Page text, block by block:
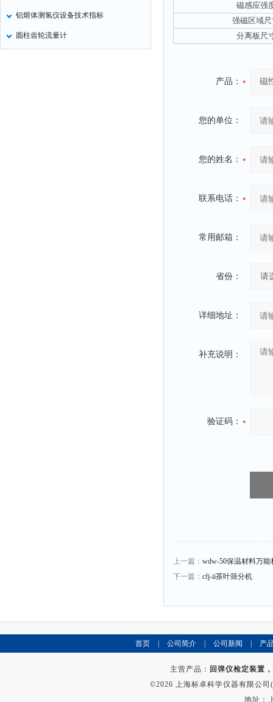
铝熔体测氢仪设备技术指标
圆柱齿轮流量计
磁感应强
强磁区域
分离板尺
产品：
您的单位：
您的姓名：
联系电话：
常用邮箱：
省份：
详细地址：
补充说明：
验证码：
上一篇： wdw-50保温材料万能
下一篇： cfj-ii茶叶筛分机
首页 公司简介 公司新闻 产
主营产品： 回弹仪检定装置
©2026 上海标卓科学仪器有限公
地址：